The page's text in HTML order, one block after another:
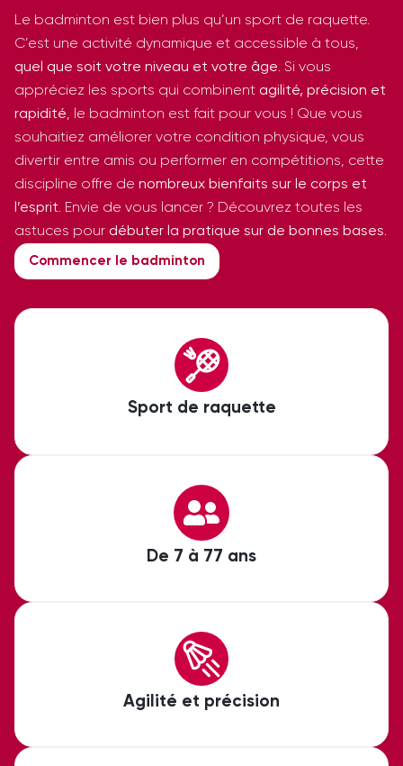
Le badminton est bien plus qu’un sport de raquette.
C’est une activité dynamique et accessible à tous,
quel que soit votre niveau et votre âge. Si vous
appréciez les sports qui combinent agilité, précision et
rapidité, le badminton est fait pour vous ! Que vous
souhaitiez améliorer votre condition physique, vous
divertir entre amis ou performer en compétitions, cette
discipline offre de nombreux bienfaits sur le corps et
l’esprit. Envie de vous lancer ? Découvrez toutes les
astuces pour débuter la pratique sur de bonnes bases.
Commencer le badminton
Sport de raquette
De 7 à 77 ans
Agilité et précision